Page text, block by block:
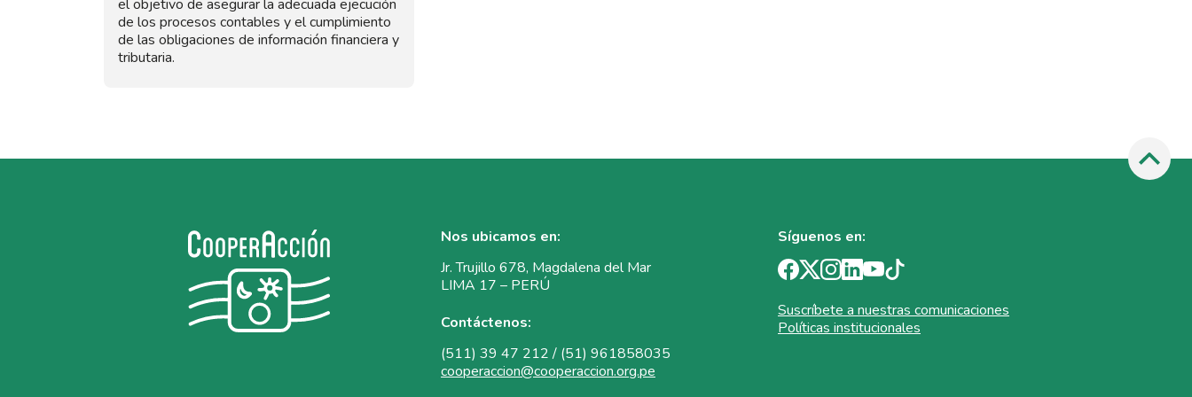
el objetivo de asegurar la adecuada ejecución
de los procesos contables y el cumplimiento
de las obligaciones de información financiera y
tributaria.
Nos ubicamos en:
Jr. Trujillo 678, Magdalena del Mar
LIMA 17 – PERÚ
Contáctenos:
(511) 39 47 212 / (51) 961858035
cooperaccion@cooperaccion.org.pe
Síguenos en:
Suscríbete a nuestras comunicaciones
Políticas institucionales